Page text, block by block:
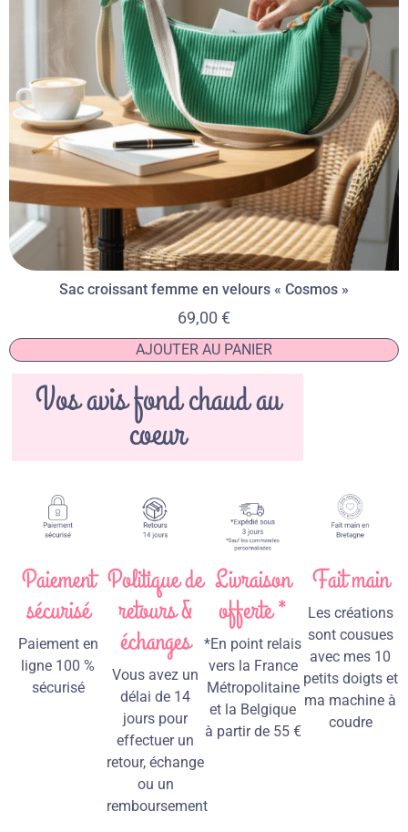
Sac croissant femme en velours « Cosmos »
69,00 €
AJOUTER AU PANIER
Vos avis fond chaud au
coeur
Paiement
sécurisé
Paiement en
ligne 100 %
sécurisé
Politique de
retours &
échanges
Vous avez un
délai de 14
jours pour
effectuer un
retour, échange
ou un
remboursement
Livraison
offerte *
*En point relais
vers la France
Métropolitaine
et la Belgique
à partir de 55 €
Fait main
Les créations
sont cousues
avec mes 10
petits doigts et
ma machine à
coudre